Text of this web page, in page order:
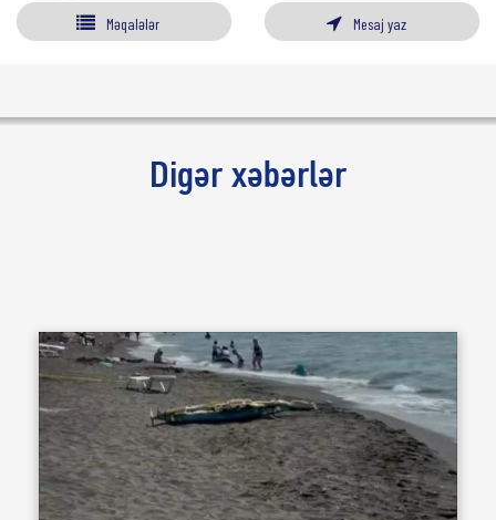
Məqalələr Mesaj yaz
Digər xəbərlər